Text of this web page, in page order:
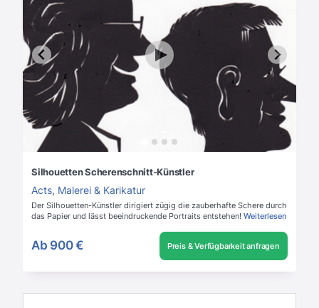
Silhouetten Scherenschnitt-Künstler
Acts, Malerei & Karikatur
Der Silhouetten-Künstler dirigiert zügig die zauberhafte Schere durch
das Papier und lässt beeindruckende Portraits entstehen! Weiterlesen
Ab 900 € Preis & Verfügbarkeit anfragen